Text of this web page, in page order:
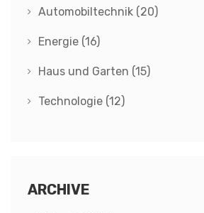
Automobiltechnik (20)
Energie (16)
Haus und Garten (15)
Technologie (12)
ARCHIVE